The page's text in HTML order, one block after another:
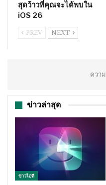
สุดว้าวที่คุณจะได้พบใน
iOS 26
PREV NEXT
ควา
ข่าวล่าสุด
ข่าวไอที